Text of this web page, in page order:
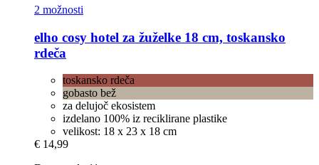
2 možnosti
elho cosy hotel za žuželke 18 cm, toskansko
rdeča
toskansko rdeča
gobasto bež
za delujoč ekosistem
izdelano 100% iz reciklirane plastike
velikost: 18 x 23 x 18 cm
€ 14,99